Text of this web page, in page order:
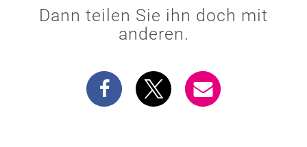
Dann teilen Sie ihn doch mit
anderen.